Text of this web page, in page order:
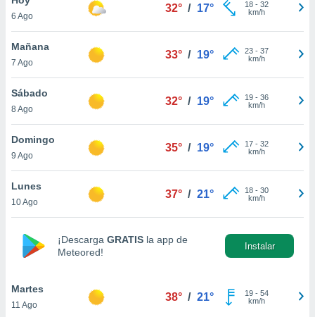
en
más
nuestra
de
aceptar
de
6 Ago
32° / 17° 18- 32
km/h
Mañana
7 Ago
33° / 19° 23- 37
km/h
Sábado
8 Ago
32° / 19° 19- 36
km/h
Domingo
9 Ago
35° / 19° 17- 32
km/h
Lunes
10 Ago
37° / 21° 18- 30
km/h
¡Descarga GRATIS la app de
Meteored!
Instalar
Martes
11 Ago
38° / 21° 19- 54
km/h